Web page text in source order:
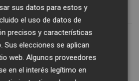
LA BOLSA ESPA
sus datos para estos y
el uso de datos de
precisos y características
Sus elecciones se aplican
web. Algunos proveedores
en el interés legítimo en